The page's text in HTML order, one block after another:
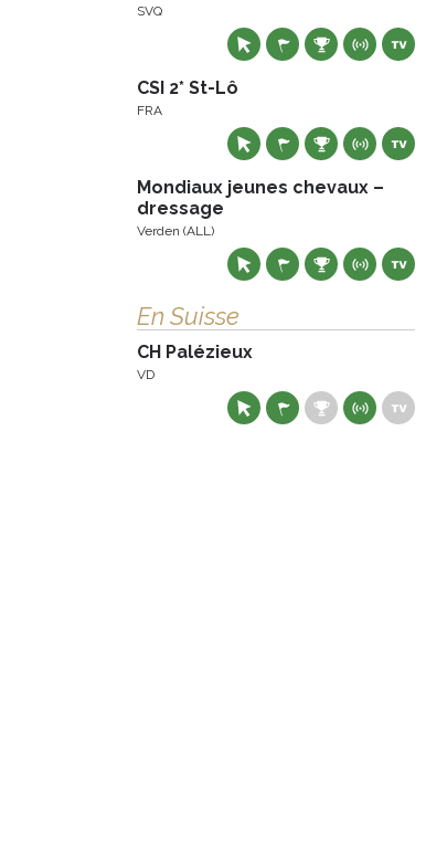
SVQ
CSI 2* St-Lô
FRA
Mondiaux jeunes chevaux –
dressage
Verden (ALL)
En Suisse
CH Palézieux
VD